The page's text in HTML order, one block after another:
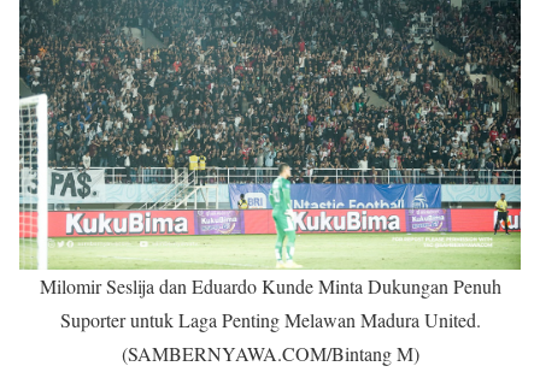
Milomir Seslija dan Eduardo Kunde Minta Dukungan Penuh
Suporter untuk Laga Penting Melawan Madura United.
(SAMBERNYAWA.COM/Bintang M)